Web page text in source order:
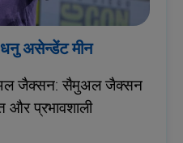
असेन्डेंट मीन
जैक्सन: सैमुअल जैक्सन
और प्रभावशाली